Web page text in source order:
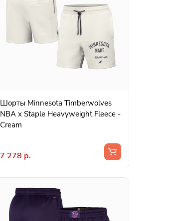
Шорты Minnesota Timberwolves
NBA x Staple Heavyweight Fleece -
Cream
7 278 р.